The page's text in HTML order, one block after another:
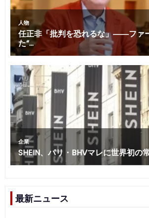
最新ニュース